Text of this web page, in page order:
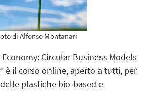
di Alfonso Montanari
Circular Business Models
è il corso online, aperto a tutti, per
plastiche bio-based e